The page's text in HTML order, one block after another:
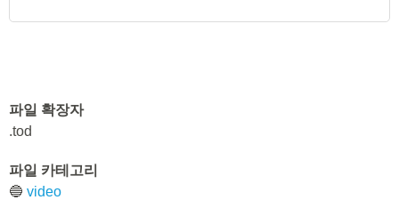
파일 확장자
.tod
파일 카테고리
🔵 video